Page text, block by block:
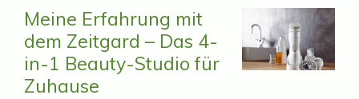
Meine Erfahrung mit
dem Zeitgard – Das 4-
in-1 Beauty-Studio für
Zuhause